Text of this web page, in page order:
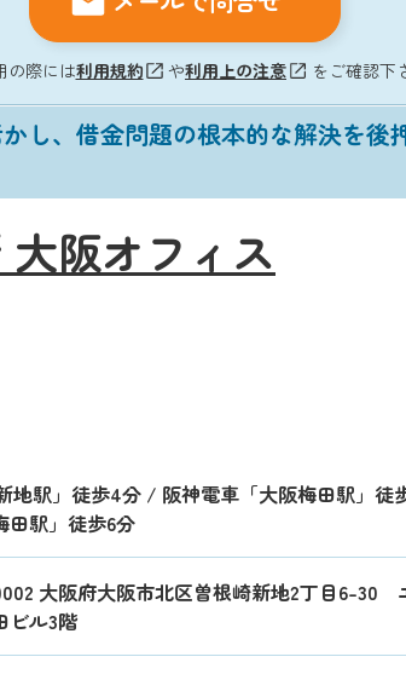
の際には利用規約 や利用上の注意 をご確認下
し、借金問題の根本的な解決を後
阪オフィス
地駅」徒歩4分 / 阪神電車「大阪梅田駅」徒
田駅」徒歩6分
大阪府大阪市北区曽根崎新地2丁目6-30
ビル3階